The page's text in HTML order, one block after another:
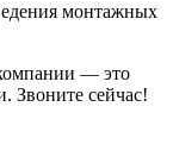
монтажных
— это
Звоните сейчас!